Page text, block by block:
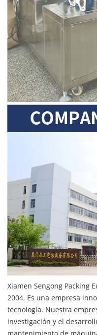
Xiamen Sengong Packing
2004. Es una empresa
tecnología. Nuestra
investigación y el